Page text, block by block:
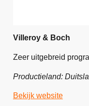
Villeroy & Boch
Zeer uitgebreid
Productieland:
Bekijk website